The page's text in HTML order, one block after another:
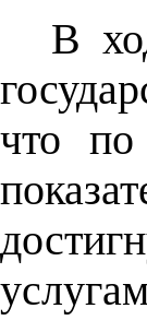
В
что по